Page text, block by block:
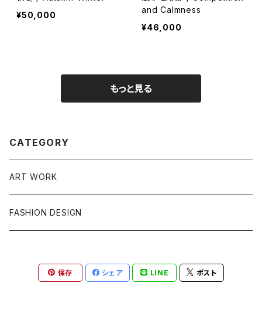
¥50,000
and Calmness
¥46,000
もっと見る
CATEGORY
ART WORK
FASHION DESIGN
保存 シェア LINE ポスト